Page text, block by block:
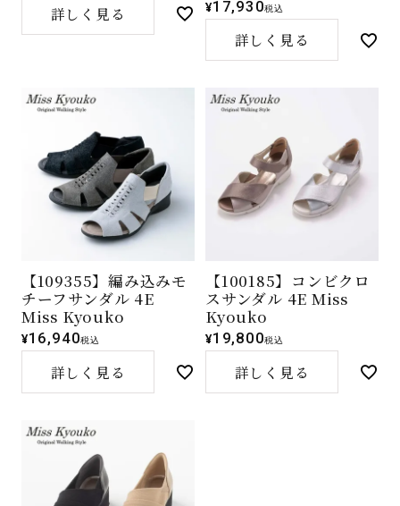
詳しく見る ¥17,930税込
詳しく見る
【109355】編み込みモ
チーフサンダル 4E
Miss Kyouko
¥16,940税込
詳しく見る
【100185】コンビクロ
スサンダル 4E Miss
Kyouko
¥19,800税込
詳しく見る